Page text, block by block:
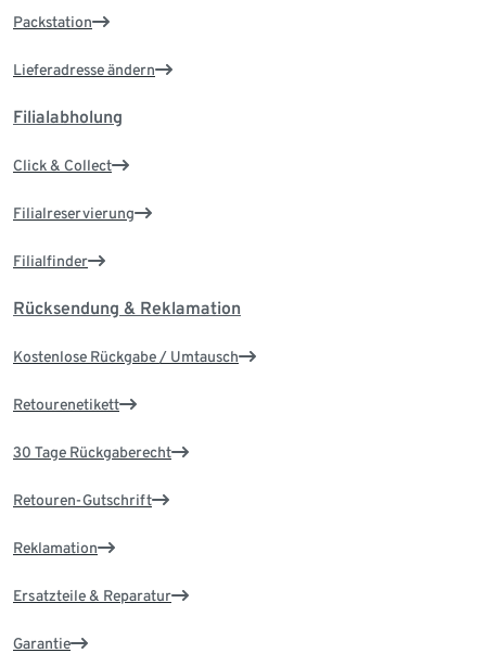
Packstation
Lieferadresse ändern
Filialabholung
Click & Collect
Filialreservierung
Filialfinder
Rücksendung & Reklamation
Kostenlose Rückgabe / Umtausch
Retourenetikett
30 Tage Rückgaberecht
Retouren-Gutschrift
Reklamation
Ersatzteile & Reparatur
Garantie